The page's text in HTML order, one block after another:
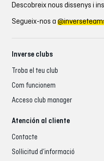
Descobreix nous dissenys i
Segueix-nos a
Inverse clubs
Troba el teu club
Com funcionem
Acceso club manager
Atención al cliente
Contacte
Sol·licitud d’informació